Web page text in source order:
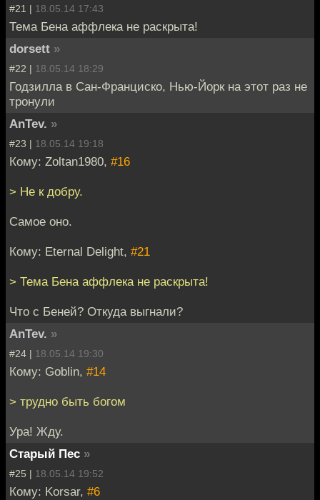
#21 | 18.05.14 17:43
Тема Бена аффлека не раскрыта!
dorsett »
#22 | 18.05.14 18:29
Годзилла в Сан-Франциско, Нью-Йорк на этот раз не
тронули
AnTev. »
#23 | 18.05.14 19:18
Кому: Zoltan1980, #16
> Не к добру.
Самое оно.
Кому: Eternal Delight, #21
> Тема Бена аффлека не раскрыта!
Что с Беней? Откуда выгнали?
AnTev. »
#24 | 18.05.14 19:30
Кому: Goblin, #14
> трудно быть богом
Ура! Жду.
Старый Пес »
#25 | 18.05.14 19:52
Кому: Korsar, #6